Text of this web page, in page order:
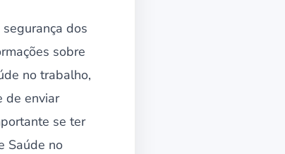
dos
sobre
no trabalho,
de enviar
se ter
Saúde no